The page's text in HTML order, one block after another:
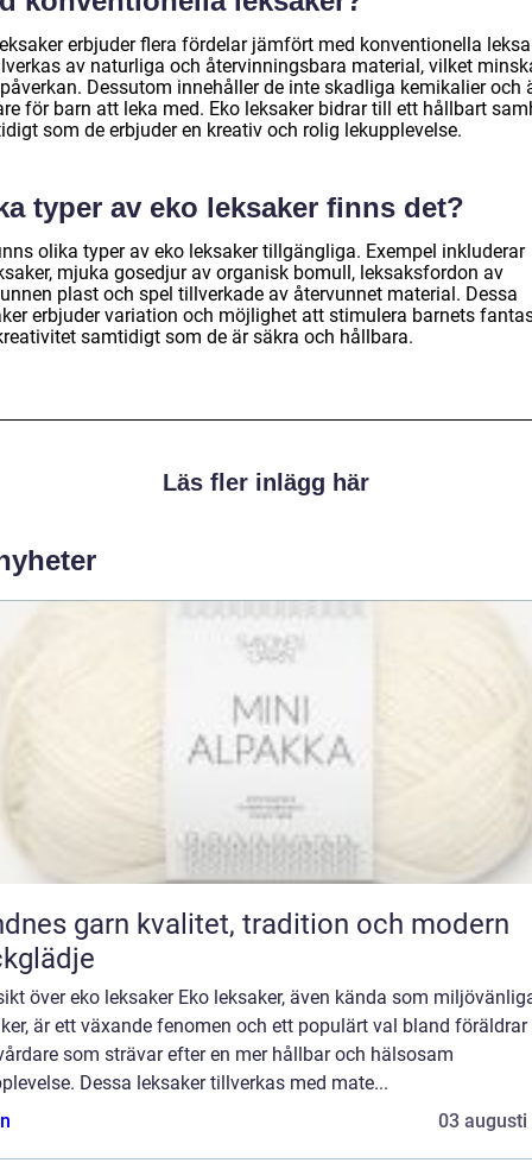
erbjuder flera fördelar jämfört med konventionella
av naturliga och återvinningsbara material, vilket
Dessutom innehåller de inte skadliga kemikalier och
för barn att leka med. Eko leksaker bidrar till ett hållbart
som de erbjuder en kreativ och rolig lekupplevelse.
typer av eko leksaker finns det?
olika typer av eko leksaker tillgängliga. Exempel inkluderar
mjuka gosedjur av organisk bomull, leksaksfordon av
plast och spel tillverkade av återvunnet material. Dessa
erbjuder variation och möjlighet att stimulera barnets
samtidigt som de är säkra och hållbara.
Läs fler inlägg här
kvalitet, tradition och modern
över eko leksaker Eko leksaker, även kända som
är ett växande fenomen och ett populärt val bland föräldrar
som strävar efter en mer hållbar och hälsosam
Dessa leksaker tillverkas med mate...
03 augusti